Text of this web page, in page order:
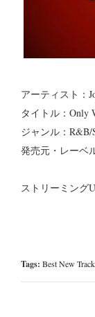
アーティスト：
タイトル：Only
ジャンル：R&B/
発売元・レーベ
ストリーミング
Tags: Best New